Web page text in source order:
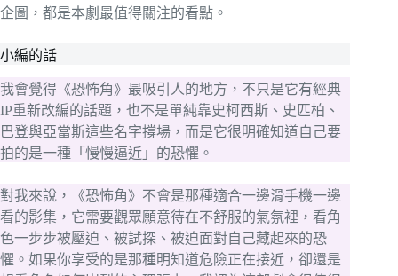
企圖，都是本劇最值得關注的看點。
小編的話
我會覺得《恐怖角》最吸引人的地方，不只是它有經典
IP重新改編的話題，也不是單純靠史柯西斯、史匹柏、
巴登與亞當斯這些名字撐場，而是它很明確知道自己要
拍的是一種「慢慢逼近」的恐懼。
對我來說，《恐怖角》不會是那種適合一邊滑手機一邊
看的影集，它需要觀眾願意待在不舒服的氣氛裡，看角
色一步步被壓迫、被試探、被迫面對自己藏起來的恐
懼。如果你享受的是那種明知道危險正在接近，卻還是